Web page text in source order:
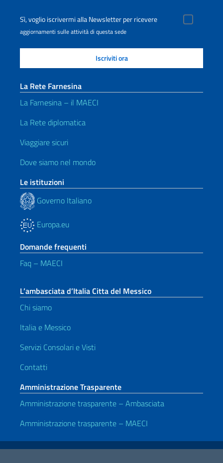
Sì, voglio iscrivermi alla Newsletter per ricevere
aggiornamenti sulle attività di questa sede
La Rete Farnesina
La Farnesina – il MAECI
La Rete diplomatica
Viaggiare sicuri
Dove siamo nel mondo
Le istituzioni
Governo Italiano
Europa.eu
Domande frequenti
Faq – MAECI
L’ambasciata d’Italia Citta del Messico
Chi siamo
Italia e Messico
Servizi Consolari e Visti
Contatti
Amministrazione Trasparente
Amministrazione trasparente – Ambasciata
Amministrazione trasparente – MAECI
Link Utili